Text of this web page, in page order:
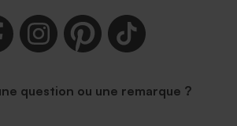
question ou une remarque ?